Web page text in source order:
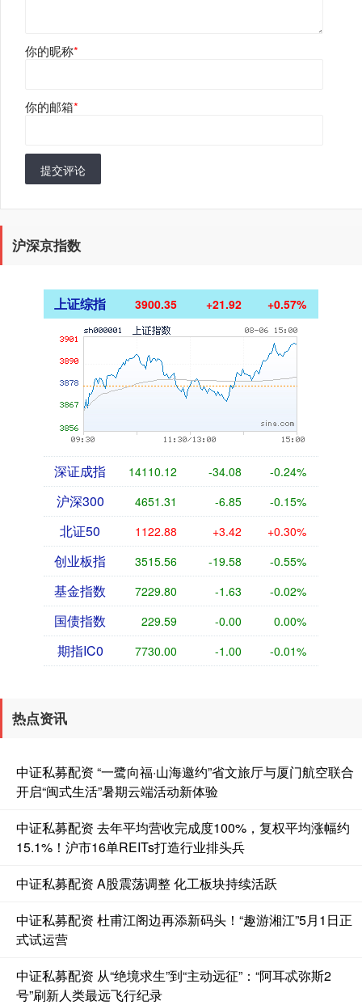
你的昵称*
你的邮箱*
提交评论
沪深京指数
上证综指 3900.35 +21.92 +0.57%
深证成指 14110.12 -34.08 -0.24%
沪深300 4651.31 -6.85 -0.15%
北证50 1122.88 +3.42 +0.30%
创业板指 3515.56 -19.58 -0.55%
基金指数 7229.80 -1.63 -0.02%
国债指数 229.59 -0.00 0.00%
期指IC0 7730.00 -1.00 -0.01%
热点资讯
中证私募配资 “一鹭向福·山海邀约”省文旅厅与厦门航空联合
开启“闽式生活”暑期云端活动新体验
中证私募配资 去年平均营收完成度100%，复权平均涨幅约
15.1%！沪市16单REITs打造行业排头兵
中证私募配资 A股震荡调整 化工板块持续活跃
中证私募配资 杜甫江阁边再添新码头！“趣游湘江”5月1日正
式试运营
中证私募配资 从“绝境求生”到“主动远征”：“阿耳忒弥斯2
号”刷新人类最远飞行纪录